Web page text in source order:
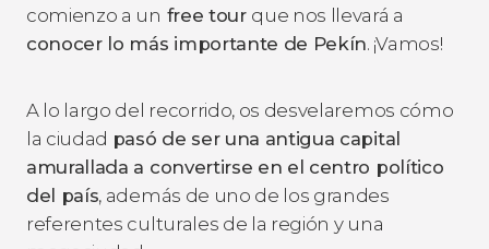
comienzo a un free tour que nos llevará a
conocer lo más importante de Pekín. ¡Vamos!
A lo largo del recorrido, os desvelaremos cómo
la ciudad pasó de ser una antigua capital
amurallada a convertirse en el centro político
del país, además de uno de los grandes
referentes culturales de la región y una